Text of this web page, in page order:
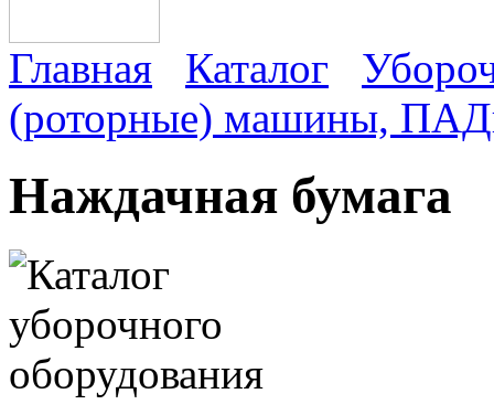
Главная Каталог
(роторные) машины,
Наждачная бумага